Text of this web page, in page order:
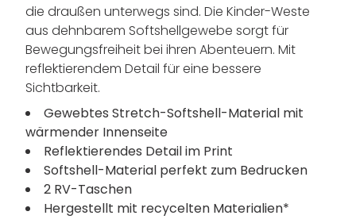
die draußen unterwegs sind. Die Kinder-Weste
aus dehnbarem Softshellgewebe sorgt für
Bewegungsfreiheit bei ihren Abenteuern. Mit
reflektierendem Detail für eine bessere
Sichtbarkeit.
Gewebtes Stretch-Softshell-Material mit
wärmender Innenseite
Reflektierendes Detail im Print
Softshell-Material perfekt zum Bedrucken
2 RV-Taschen
Hergestellt mit recycelten Materialien*